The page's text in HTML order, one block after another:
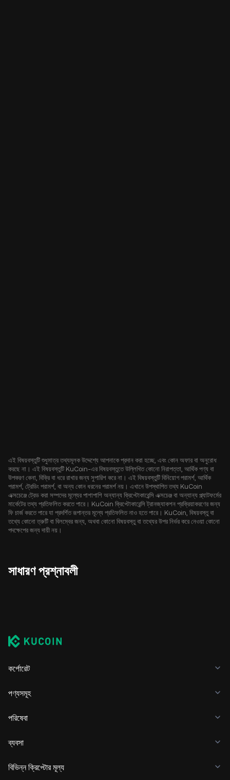
এই বিষয়বস্তুটি শুধুমাত্র তথ্যমূলক উদ্দেশ্যে আপনাকে প্রদান করা হচ্ছে, এবং কোন অফার বা অনুরোধ
করছে না। এই বিষয়বস্তুটি KuCoin-এর বিষয়বস্তুতে উল্লিখিত কোনো নিরাপত্তা, আর্থিক পণ্য বা
উপকরণ কেনা, বিক্রি বা ধরে রাখার জন্য সুপারিশ করে না। এই বিষয়বস্তুটি বিনিয়োগ পরামর্শ, আর্থিক
পরামর্শ, ট্রেডিং পরামর্শ, বা অন্য কোন ধরনের পরামর্শ নয়। এখানে উপস্থাপিত তথ্য KuCoin
এক্সচেঞ্জে ট্রেড করা সম্পদের মূল্যের পাশাপাশি অন্যান্য ক্রিপ্টোকারেন্সি এক্সচেঞ্জ বা অন্যান্য প্ল্যাটফর্মের
মার্কেটের তথ্য প্রতিফলিত করতে পারে। KuCoin ক্রিপ্টোকারেন্সি ট্রানজ্যাকশন প্রক্রিয়াকরণের জন্য
ফি চার্জ করতে পারে যা প্রদর্শিত রূপান্তর মূল্যে প্রতিফলিত নাও হতে পারে। KuCoin, বিষয়বস্তু বা
তথ্যে কোনো ত্রুটি বা বিলম্বের জন্য, অথবা কোনো বিষয়বস্তু বা তথ্যের উপর নির্ভর করে নেওয়া কোনো
পদক্ষেপের জন্য দায়ী নয়।
সাধারণ প্রশ্নাবলী
কর্পোরেট
পণ্যসমূহ
পরিষেবা
ব্যবসা
বিভিন্ন ক্রিপ্টোর মূল্য